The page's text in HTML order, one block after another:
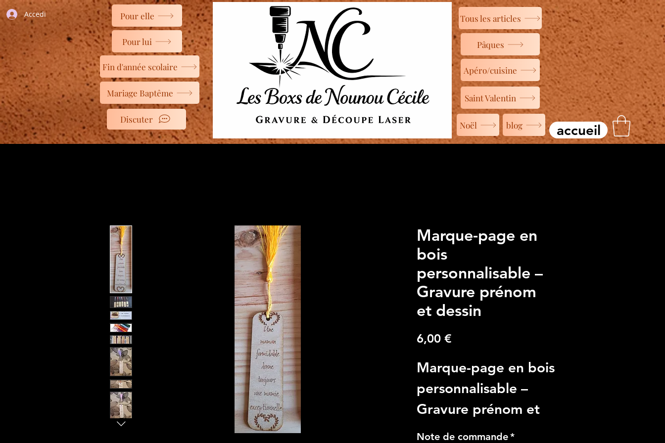
Accedi Pour elle
Pour lui
Fin d'année scolaire
Mariage Baptême
Discuter
Tous les articles
Pâques
Apéro/cuisine
Saint Valentin
Noël blog accueil
Marque-page en
bois
personnalisable –
Gravure prénom
et dessin
6,00 €
Marque-page en bois
personnalisable –
Gravure prénom et
dessin
Note de commande*